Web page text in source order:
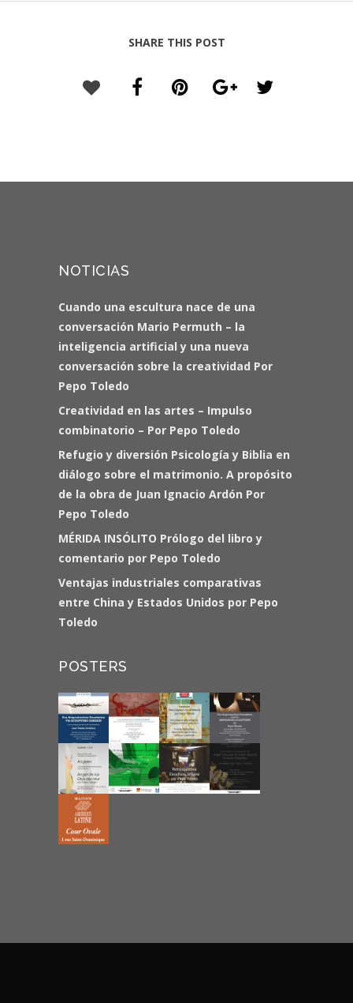
SHARE THIS POST
NOTICIAS
Cuando una escultura nace de una
conversación Mario Permuth – la
inteligencia artificial y una nueva
conversación sobre la creatividad Por
Pepo Toledo
Creatividad en las artes – Impulso
combinatorio – Por Pepo Toledo
Refugio y diversión Psicología y Biblia en
diálogo sobre el matrimonio. A propósito
de la obra de Juan Ignacio Ardón Por
Pepo Toledo
MÉRIDA INSÓLITO Prólogo del libro y
comentario por Pepo Toledo
Ventajas industriales comparativas
entre China y Estados Unidos por Pepo
Toledo
POSTERS